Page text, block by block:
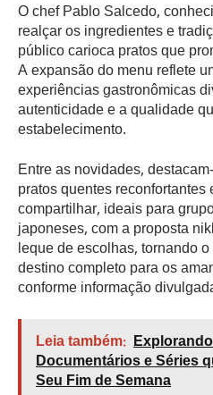
O chef Pablo Salcedo,
realçar os ingredientes e
público carioca pratos que
A expansão do menu reflete
experiências gastronômicas
autenticidade e a qualidade
estabelecimento.
Entre as novidades,
pratos quentes reconfortantes
compartilhar, ideais para
japoneses, com a proposta
leque de escolhas, tornando
destino completo para os
conforme informação
Leia também:
Documentários e Séries
Seu Fim de Semana